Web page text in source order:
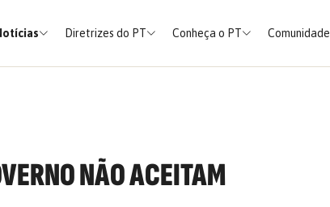
Diretrizes do PT Conheça o PT Comunidade
NÃO ACEITAM